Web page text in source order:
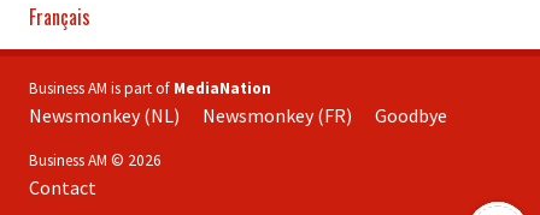
Français
Business AM is part of MediaNation
Newsmonkey (NL) Newsmonkey (FR) Goodbye
Business AM © 2026
Contact